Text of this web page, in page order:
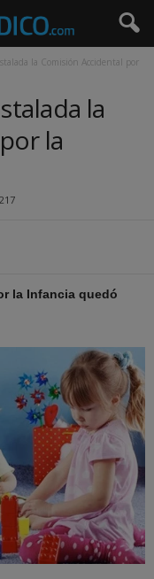
la Comisión Accidental por
la
la
217
la Infancia quedó